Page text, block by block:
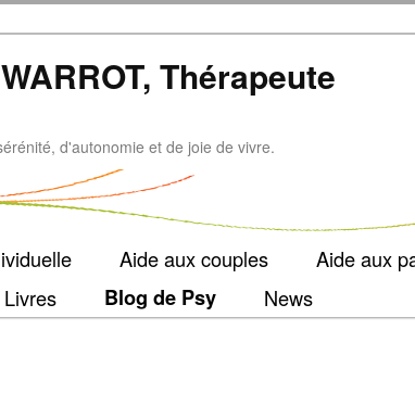
Thérapeute
d'autonomie et de joie de vivre.
Aide aux couples
Aide aux
Livres Blog de Psy News